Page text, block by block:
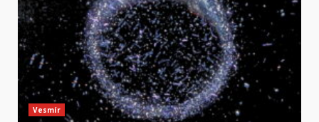
Vesmír